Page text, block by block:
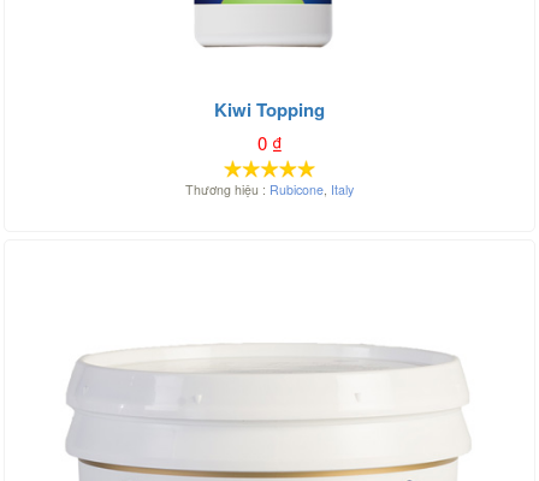
Kiwi Topping
0₫
Thương hiệu : Rubicone, Italy